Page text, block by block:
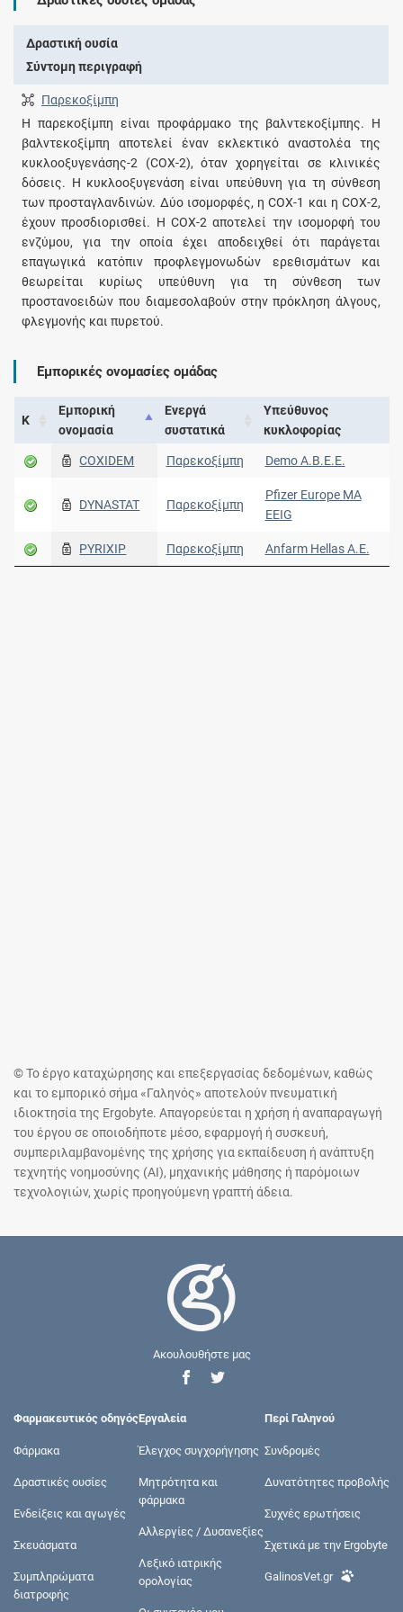
Δραστική ουσία
Σύντομη περιγραφή
Παρεκοξίμπη
Η παρεκοξίμπη είναι προφάρμακο της βαλντεκοξίμπης. Η
βαλντεκοξίμπη αποτελεί έναν εκλεκτικό αναστολέα της
κυκλοοξυγενάσης-2 (COX-2), όταν χορηγείται σε κλινικές
δόσεις. Η κυκλοοξυγενάση είναι υπεύθυνη για τη σύνθεση
των προσταγλανδινών. Δύο ισομορφές, η COX-1 και η COX-2,
έχουν προσδιορισθεί. Η COX-2 αποτελεί την ισομορφή του
ενζύμου, για την οποία έχει αποδειχθεί ότι παράγεται
επαγωγικά κατόπιν προφλεγμονωδών ερεθισμάτων και
θεωρείται κυρίως υπεύθυνη για τη σύνθεση των
προστανοειδών που διαμεσολαβούν στην πρόκληση άλγους,
φλεγμονής και πυρετού.
Εμπορικές ονομασίες ομάδας
Κ
Εμπορική
ονομασία
Ενεργά
συστατικά
Υπεύθυνος
κυκλοφορίας
COXIDEM Παρεκοξίμπη Demo Α.Β.Ε.Ε.
DYNASTAT Παρεκοξίμπη
Pfizer Europe MA
EEIG
PYRIXIP Παρεκοξίμπη Anfarm Hellas Α.Ε.
© Το έργο καταχώρησης και επεξεργασίας δεδομένων, καθώς
και το εμπορικό σήμα «Γαληνός» αποτελούν πνευματική
ιδιοκτησία της Ergobyte. Απαγορεύεται η χρήση ή αναπαραγωγή
του έργου σε οποιοδήποτε μέσο, εφαρμογή ή συσκευή,
συμπεριλαμβανομένης της χρήσης για εκπαίδευση ή ανάπτυξη
τεχνητής νοημοσύνης (AI), μηχανικής μάθησης ή παρόμοιων
τεχνολογιών, χωρίς προηγούμενη γραπτή άδεια.
Ακουλουθήστε μας
Φαρμακευτικός οδηγός
Φάρμακα
Δραστικές ουσίες
Ενδείξεις και αγωγές
Σκευάσματα
Συμπληρώματα
διατροφής
Εργαλεία
Έλεγχος συγχορήγησης
Μητρότητα και
φάρμακα
Αλλεργίες / Δυσανεξίες
Λεξικό ιατρικής
ορολογίας
Περί Γαληνού
Συνδρομές
Δυνατότητες προβολής
Συχνές ερωτήσεις
Σχετικά με την Ergobyte
GalinosVet.gr